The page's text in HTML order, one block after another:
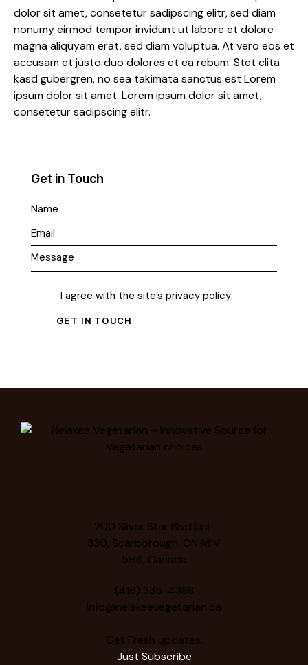
dolor sit amet, consetetur sadipscing elitr, sed diam
nonumy eirmod tempor invidunt ut labore et dolore
magna aliquyam erat, sed diam voluptua. At vero eos et
accusam et justo duo dolores et ea rebum. Stet clita
kasd gubergren, no sea takimata sanctus est Lorem
ipsum dolor sit amet. Lorem ipsum dolor sit amet,
consetetur sadipscing elitr.
Get in Touch
I agree with the site’s privacy policy.
200 Silver Star Blvd Unit
330, Scarborough, ON M1V
5H4, Canada
(416) 335-4388
Info@nelakeevegetarian.ca
Get Fresh updates.
Just Subscribe